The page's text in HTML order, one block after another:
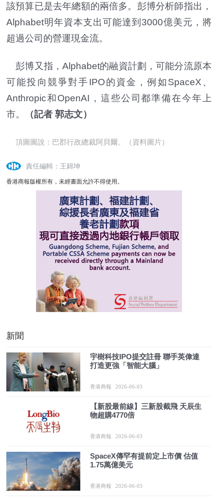
該預算已是去年總額的兩倍多。彭博分析師指出，
Alphabet明年資本支出可能達到3000億美元，將
超過公司的營運現金流。
彭博又指，Alphabet的融資計劃，可能分流原本
可能投向競爭對手IPO的資金，例如SpaceX、
Anthropic和OpenAI，這些公司都準備在今年上
市。
（記者 郭志文）
頂圖圖說：巴郡行政總裁阿貝爾。（資料圖片）
責任編輯：王錦坤
香港商報版權所有，未經書面允許不得使用。
新聞
宇樹科技IPO提交註冊 聯手英偉達
打造更強「智能大腦」
香港商報 2026-06-03
【新股最前線】三新股截飛 天辰生
物超購4770倍
香港商報 2026-06-03
SpaceX傳罕有提前定上市價 估值
1.75萬億美元
香港商報 2026-06-03